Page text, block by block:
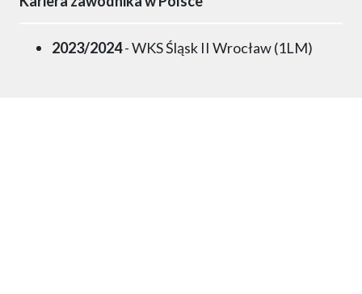
2023/2024- WKS Śląsk II Wrocław (1LM)